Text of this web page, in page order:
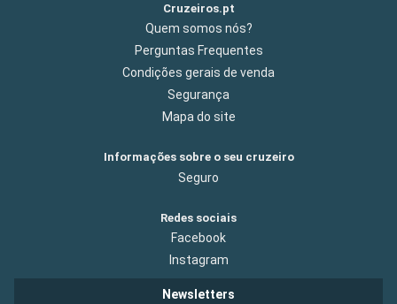
Cruzeiros.pt
Quem somos nós?
Perguntas Frequentes
Condições gerais de venda
Segurança
Mapa do site
Informações sobre o seu cruzeiro
Seguro
Redes sociais
Facebook
Instagram
Newsletters